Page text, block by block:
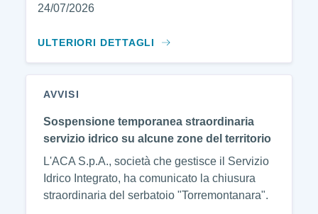
24/07/2026
ULTERIORI DETTAGLI
AVVISI
Sospensione temporanea straordinaria
servizio idrico su alcune zone del territorio
L'ACA S.p.A., società che gestisce il Servizio
Idrico Integrato, ha comunicato la chiusura
straordinaria del serbatoio "Torremontanara".